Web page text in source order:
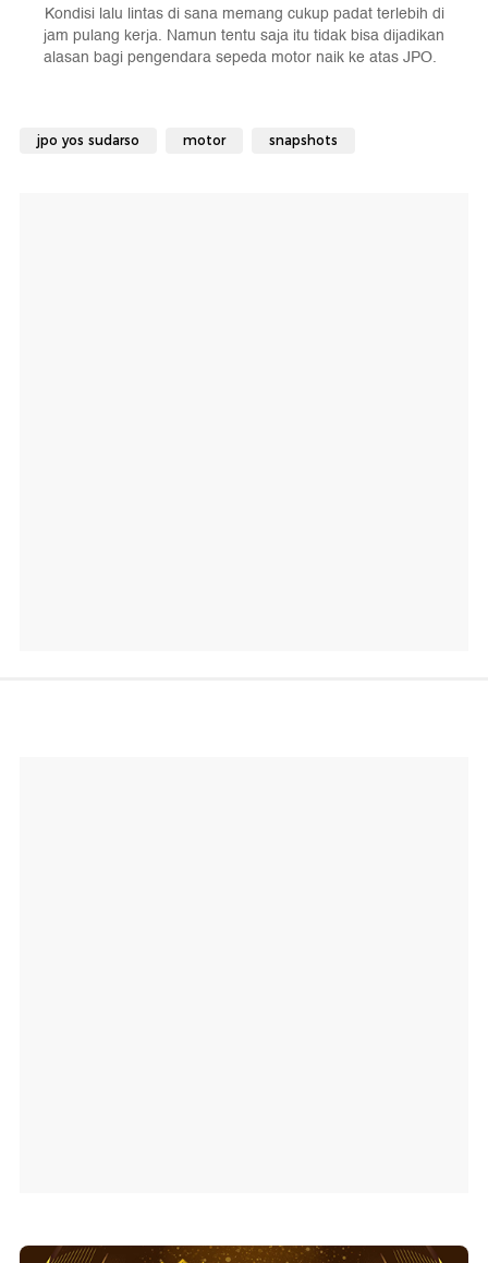
Kondisi lalu lintas di sana memang cukup padat terlebih di
jam pulang kerja. Namun tentu saja itu tidak bisa dijadikan
alasan bagi pengendara sepeda motor naik ke atas JPO.
jpo yos sudarso motor snapshots